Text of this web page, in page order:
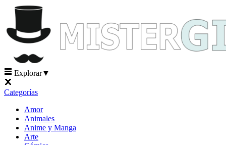
Explorar▼
Categorías
Amor
Animales
Anime y Manga
Arte